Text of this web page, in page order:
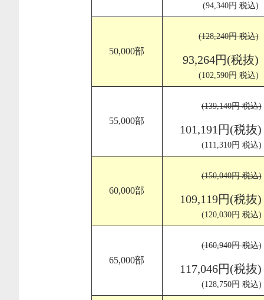
(94,340円 税込)
50,000部
(128,240円 税込)
93,264円(税抜)
(102,590円 税込)
55,000部
(139,140円 税込)
101,191円(税抜)
(111,310円 税込)
60,000部
(150,040円 税込)
109,119円(税抜)
(120,030円 税込)
65,000部
(160,940円 税込)
117,046円(税抜)
(128,750円 税込)